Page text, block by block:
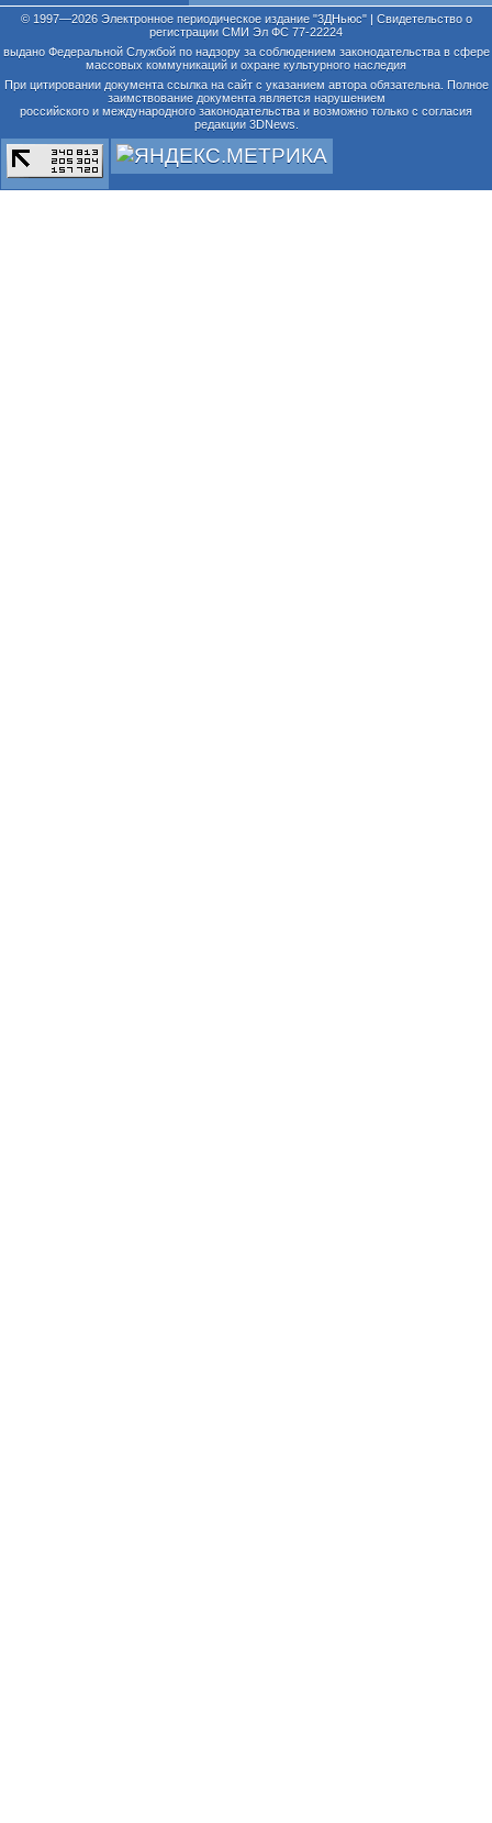
© 1997—2026 Электронное периодическое издание "3ДНьюс" | Свидетельство о
регистрации СМИ Эл ФС 77-22224
выдано Федеральной Службой по надзору за соблюдением законодательства в сфере
массовых коммуникаций и охране культурного наследия
При цитировании документа ссылка на сайт с указанием автора обязательна. Полное
заимствование документа является нарушением
российского и международного законодательства и возможно только с согласия
редакции 3DNews.